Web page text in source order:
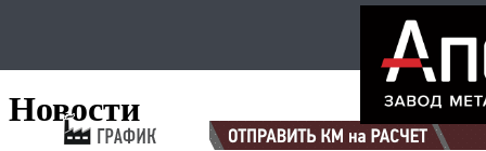
Новости